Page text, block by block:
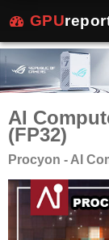
GPU
AI
(FP32)
Procyon - AI